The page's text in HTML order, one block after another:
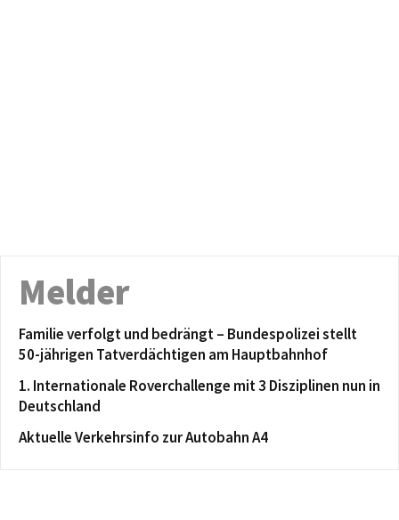
Melder
Familie verfolgt und bedrängt – Bundespolizei stellt
50-jährigen Tatverdächtigen am Hauptbahnhof
1. Internationale Roverchallenge mit 3 Disziplinen nun in
Deutschland
Aktuelle Verkehrsinfo zur Autobahn A4